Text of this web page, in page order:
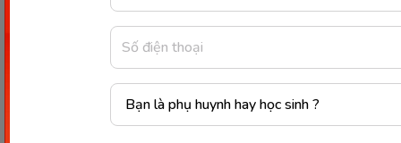
viết trôi chảy và sẵn sàng cho hành trình vững bước